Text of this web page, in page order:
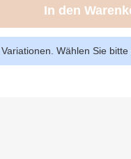
In den
Wählen Sie